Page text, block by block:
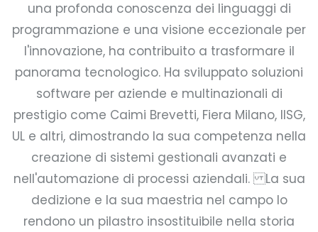
una profonda conoscenza dei linguaggi di
programmazione e una visione eccezionale per
l'innovazione, ha contribuito a trasformare il
panorama tecnologico. Ha sviluppato soluzioni
software per aziende e multinazionali di
prestigio come Caimi Brevetti, Fiera Milano, IISG,
UL e altri, dimostrando la sua competenza nella
creazione di sistemi gestionali avanzati e
nell'automazione di processi aziendali. La sua
dedizione e la sua maestria nel campo lo
rendono un pilastro insostituibile nella storia